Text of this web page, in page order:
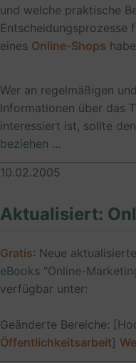
und welche praktische
Entscheidungsprozesse
eines Online-Shops
Wer an regelmäßigen
Informationen über das
interessiert ist, sollte
beziehen ...
10.02.2005
Aktualisiert:
Gratis: Neue
eBooks "Online-
verfügbar unter:
Geänderte Bereiche:
Öffentlichkeitsarbeit]